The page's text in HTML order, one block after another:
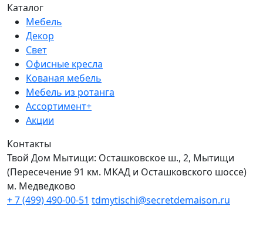
Каталог
Мебель
Декор
Свет
Офисные кресла
Кованая мебель
Мебель из ротанга
Ассортимент+
Акции
Контакты
Твой Дом Мытищи: Осташковское ш., 2, Мытищи
(Пересечение 91 км. МКАД и Осташковского шоссе)
м. Медведково
+ 7 (499) 490-00-51 tdmytischi@secretdemaison.ru